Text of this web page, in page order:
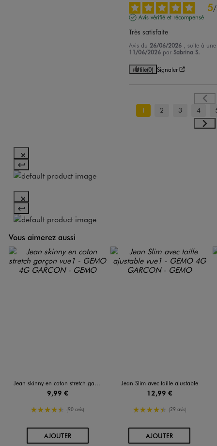
5/
Avis vérifié et récompensé
Très satisfaite
Avis du 26/06/2026
, suite à
11/06/2026 par Sabrina S.
Utile(0) Signaler
1 2 3 4
Vous aimerez aussi
Jean skinny en coton stretch garçon
9,99 €
4.5/5 de moyenne
(90 avis)
AJOUTERAU PANIER
Jean Slim avec taille ajustable
12,99 €
4.5/5 de moyenne
(29 avis)
AJOUTERAU PANIER